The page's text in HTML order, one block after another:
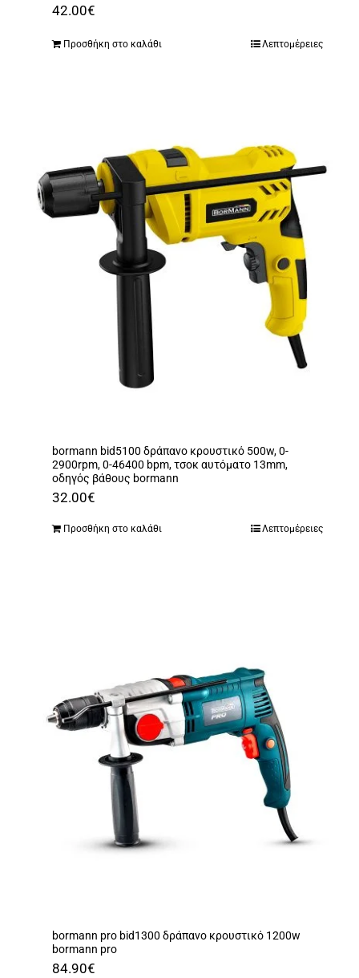
42.00€
Προσθήκη στο καλάθι Λεπτομέρειες
bormann bid5100 δράπανο κρουστικό 500w, 0-
2900rpm, 0-46400 bpm, τσοκ αυτόματο 13mm,
οδηγός βάθους bormann
32.00€
Προσθήκη στο καλάθι Λεπτομέρειες
bormann pro bid1300 δράπανο κρουστικό 1200w
bormann pro
84.90€